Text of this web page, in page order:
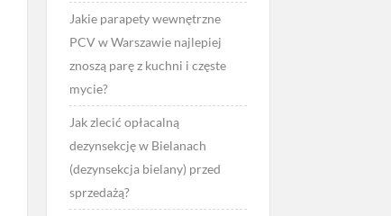
Jakie parapety wewnętrzne
PCV w Warszawie najlepiej
znoszą parę z kuchni i częste
mycie?
Jak zlecić opłacalną
dezynsekcję w Bielanach
(dezynsekcja bielany) przed
sprzedażą?